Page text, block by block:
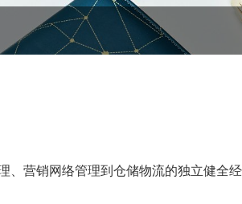
营销网络管理到仓储物流的独立健全